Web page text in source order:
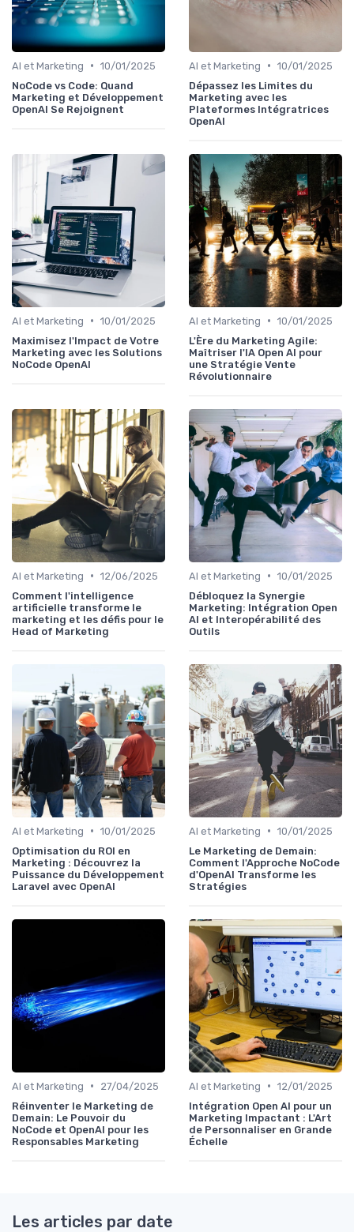
AI et Marketing • 10/01/2025
NoCode vs Code: Quand
Marketing et Développement
OpenAI Se Rejoignent
AI et Marketing • 10/01/2025
Dépassez les Limites du
Marketing avec les
Plateformes Intégratrices
OpenAI
AI et Marketing • 10/01/2025
Maximisez l'Impact de Votre
Marketing avec les Solutions
NoCode OpenAI
AI et Marketing • 10/01/2025
L'Ère du Marketing Agile:
Maîtriser l'IA Open AI pour
une Stratégie Vente
Révolutionnaire
AI et Marketing • 12/06/2025
Comment l'intelligence
artificielle transforme le
marketing et les défis pour le
Head of Marketing
AI et Marketing • 10/01/2025
Débloquez la Synergie
Marketing: Intégration Open
AI et Interopérabilité des
Outils
AI et Marketing • 10/01/2025
Optimisation du ROI en
Marketing : Découvrez la
Puissance du Développement
Laravel avec OpenAI
AI et Marketing • 10/01/2025
Le Marketing de Demain:
Comment l'Approche NoCode
d'OpenAI Transforme les
Stratégies
AI et Marketing •
27/04/2025
Réinventer le Marketing de
Demain: Le Pouvoir du
NoCode et OpenAI pour les
Responsables Marketing
AI et Marketing • 12/01/2025
Intégration Open AI pour un
Marketing Impactant : L'Art
de Personnaliser en Grande
Échelle
Les articles par date